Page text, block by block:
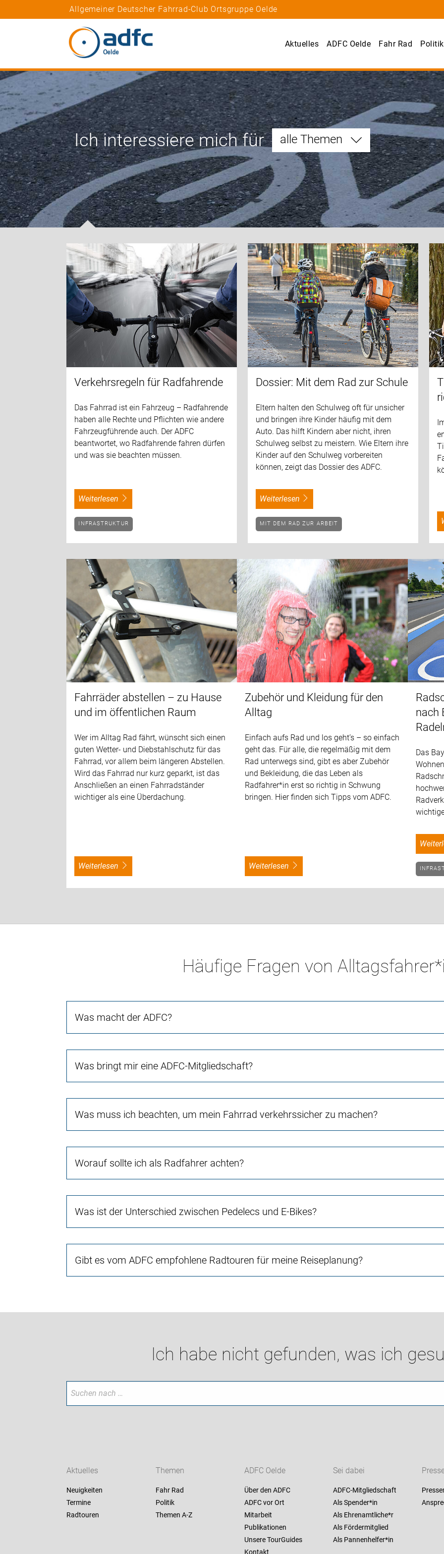
Allgemeiner Deutscher Fahrrad-Club Ortsgruppe Oelde
Aktuelles ADFC Oelde Fahr Rad Politik
Ich interessiere mich für alle Themen
Verkehrsregeln für Radfahrende
Das Fahrrad ist ein Fahrzeug – Radfahrende
haben alle Rechte und Pflichten wie andere
Fahrzeugführende auch. Der ADFC
beantwortet, wo Radfahrende fahren dürfen
und was sie beachten müssen.
weiterlesen
INFRASTRUKTUR
Dossier: Mit dem Rad zur Schule
Eltern halten den Schulweg oft für unsicher
und bringen ihre Kinder häufig mit dem
Auto. Das hilft Kindern aber nicht, ihren
Schulweg selbst zu meistern. Wie Eltern ihre
Kinder auf den Schulweg vorbereiten
können, zeigt das Dossier des ADFC.
weiterlesen
MIT DEM RAD ZUR ARBEIT
Fahrräder abstellen – zu Hause
und im öffentlichen Raum
Wer im Alltag Rad fährt, wünscht sich einen
guten Wetter- und Diebstahlschutz für das
Fahrrad, vor allem beim längeren Abstellen.
Wird das Fahrrad nur kurz geparkt, ist das
Anschließen an einen Fahrradständer
wichtiger als eine Überdachung.
weiterlesen
Zubehör und Kleidung für den
Alltag
Einfach aufs Rad und los geht’s – so einfach
geht das. Für alle, die regelmäßig mit dem
Rad unterwegs sind, gibt es aber Zubehör
und Bekleidung, die das Leben als
Radfahrer*in erst so richtig in Schwung
bringen. Hier finden sich Tipps vom ADFC.
weiterlesen
nach
Das
Häufige Fragen von
Was macht der ADFC?
Was bringt mir eine ADFC-Mitgliedschaft?
Was muss ich beachten, um mein Fahrrad verkehrssicher zu machen?
Worauf sollte ich als Radfahrer achten?
Was ist der Unterschied zwischen Pedelecs und E-Bikes?
Gibt es vom ADFC empfohlene Radtouren für meine Reiseplanung?
Ich habe nicht gefunden, was ich
Aktuelles
Neuigkeiten
Termine
Radtouren
Themen
Fahr Rad
Politik
Themen A-Z
ADFC Oelde
Über den ADFC
ADFC vor Ort
Mitarbeit
Publikationen
Unsere TourGuides
Kontakt
Sei dabei
ADFC-Mitgliedschaft
Als Spender*in
Als Ehrenamtliche*r
Als Fördermitglied
Als Pannenhelfer*in